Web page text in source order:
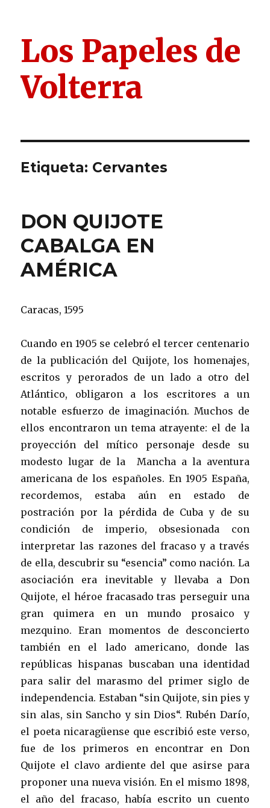
Los Papeles de
Volterra
Etiqueta: Cervantes
DON QUIJOTE
CABALGA EN
AMÉRICA
Caracas, 1595
Cuando en 1905 se celebró el tercer centenario
de la publicación del Quijote, los homenajes,
escritos y perorados de un lado a otro del
Atlántico, obligaron a los escritores a un
notable esfuerzo de imaginación. Muchos de
ellos encontraron un tema atrayente: el de la
proyección del mítico personaje desde su
modesto lugar de la Mancha a la aventura
americana de los españoles. En 1905 España,
recordemos, estaba aún en estado de
postración por la pérdida de Cuba y de su
condición de imperio, obsesionada con
interpretar las razones del fracaso y a través
de ella, descubrir su “esencia” como nación. La
asociación era inevitable y llevaba a Don
Quijote, el héroe fracasado tras perseguir una
gran quimera en un mundo prosaico y
mezquino. Eran momentos de desconcierto
también en el lado americano, donde las
repúblicas hispanas buscaban una identidad
para salir del marasmo del primer siglo de
independencia. Estaban “sin Quijote, sin pies y
sin alas, sin Sancho y sin Dios“. Rubén Darío,
el poeta nicaragüense que escribió este verso,
fue de los primeros en encontrar en Don
Quijote el clavo ardiente del que asirse para
proponer una nueva visión. En el mismo 1898,
el año del fracaso, había escrito un cuento